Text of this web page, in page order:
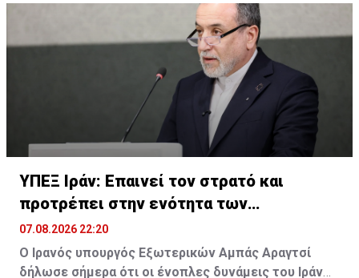
ΥΠΕΞ Ιράν: Επαινεί τον στρατό και
προτρέπει στην ενότητα των
μουσουλμάνων
07.08.2026 22:20
Ο Ιρανός υπουργός Εξωτερικών Αμπάς Αραγτσί
δήλωσε σήμερα ότι οι ένοπλες δυνάμεις του Ιράν